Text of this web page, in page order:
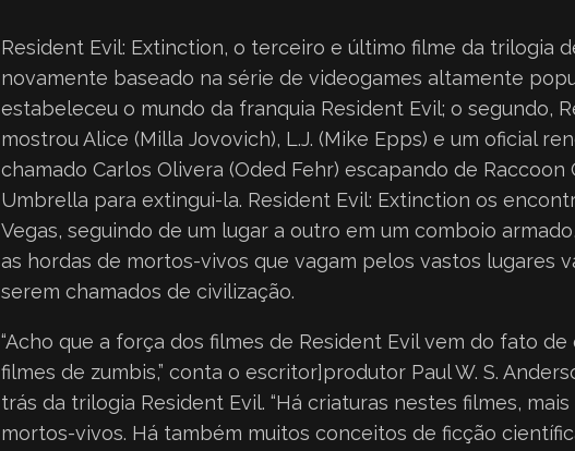
Resident Evil: Extinction, o terceiro e último filme da trilogia
novamente baseado na série de videogames altamente
estabeleceu o mundo da franquia Resident Evil; o segundo,
mostrou Alice (Milla Jovovich), L.J. (Mike Epps) e um oficial
chamado Carlos Olivera (Oded Fehr) escapando de Raccoon
Umbrella para extingui-la. Resident Evil: Extinction os
Vegas, seguindo de um lugar a outro em um comboio
as hordas de mortos-vivos que vagam pelos vastos lugares
serem chamados de civilização.
“Acho que a força dos filmes de Resident Evil vem do fato de
filmes de zumbis,” conta o escritor]produtor Paul W. S.
trás da trilogia Resident Evil. “Há criaturas nestes filmes,
mortos-vivos. Há também muitos conceitos de ficção